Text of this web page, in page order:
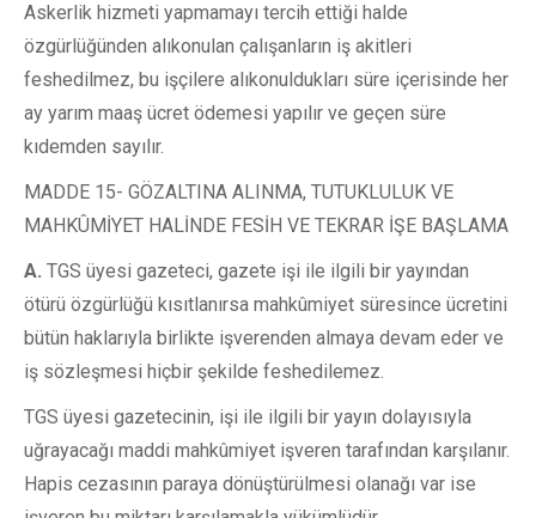
Askerlik hizmeti yapmamayı tercih ettiği halde
özgürlüğünden alıkonulan çalışanların iş akitleri
feshedilmez, bu işçilere alıkonuldukları süre içerisinde her
ay yarım maaş ücret ödemesi yapılır ve geçen süre
kıdemden sayılır.
MADDE 15- GÖZALTINA ALINMA, TUTUKLULUK VE
MAHKÛMİYET HALİNDE FESİH VE TEKRAR İŞE BAŞLAMA
A. TGS üyesi gazeteci, gazete işi ile ilgili bir yayından
ötürü özgürlüğü kısıtlanırsa mahkûmiyet süresince ücretini
bütün haklarıyla birlikte işverenden almaya devam eder ve
iş sözleşmesi hiçbir şekilde feshedilemez.
TGS üyesi gazetecinin, işi ile ilgili bir yayın dolayısıyla
uğrayacağı maddi mahkûmiyet işveren tarafından karşılanır.
Hapis cezasının paraya dönüştürülmesi olanağı var ise